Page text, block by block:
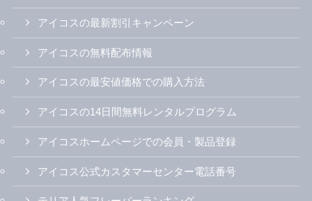
アイコスの最新割引キャンペーン
アイコスの無料配布情報
アイコスの最安値価格での購入方法
アイコスの14日間無料レンタルプログラム
アイコスホームページでの会員・製品登録
アイコス公式カスタマーセンター電話番号